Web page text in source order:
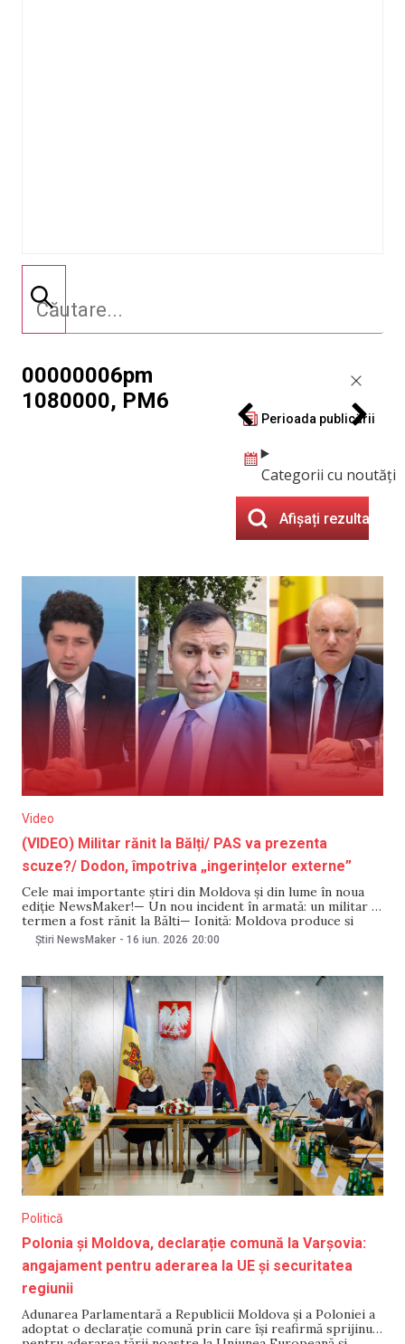
00000006pm
1080000, PM6
Perioada publicării
Categorii cu noutăți
Afișați rezultatele
Video
(VIDEO) Militar rănit la Bălți/ PAS va prezenta
scuze?/ Dodon, împotriva „ingerințelor externe”
Cele mai importante știri din Moldova și din lume în noua
ediție NewsMaker!— Un nou incident în armată: un militar în
termen a fost rănit la Bălți— Ioniță: Moldova produce și
exportă drone— Dodon: alegerile în Găgăuzia trebuie
organizate fără ingerințe externe— Curtea de Apel a
Știri NewsMaker - 16 iun. 2026 20:00
Politică
Polonia și Moldova, declarație comună la Varșovia:
angajament pentru aderarea la UE și securitatea
regiunii
Adunarea Parlamentară a Republicii Moldova și a Poloniei a
adoptat o declarație comună prin care își reafirmă sprijinul